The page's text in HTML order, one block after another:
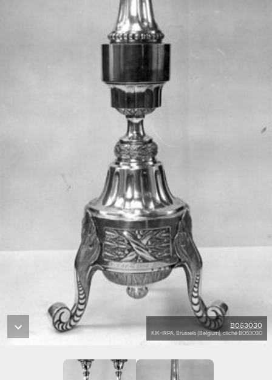
B053030
KIK-IRPA, Brussels (Belgium), cliché B053030